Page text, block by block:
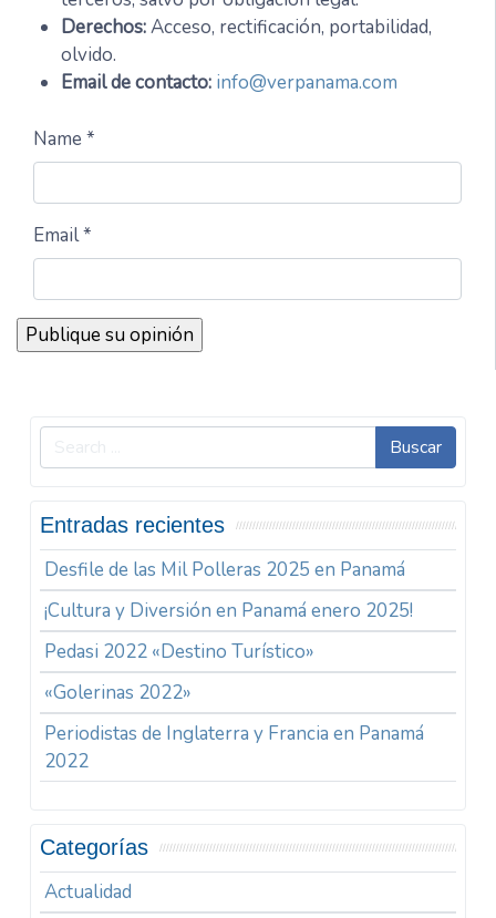
Derechos:Acceso, rectificación, portabilidad,
olvido.
Email de contacto: info@verpanama.com
Name *
Email *
Buscar
Entradas recientes
Desfile de las Mil Polleras 2025 en Panamá
¡Cultura y Diversión en Panamá enero 2025!
Pedasi 2022 «Destino Turístico»
«Golerinas 2022»
Periodistas de Inglaterra y Francia en Panamá
2022
Categorías
Actualidad